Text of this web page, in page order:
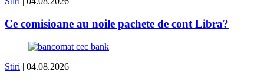
Ce comisioane au noile pachete de cont Libra?
Stiri | 04.08.2026